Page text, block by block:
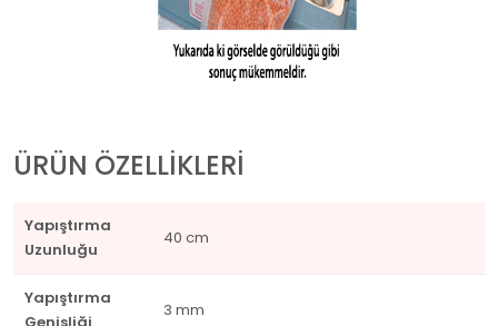
ÜRÜN ÖZELLİKLERİ
Yapıştırma
Uzunluğu
40 cm
Yapıştırma
Genişliği
3 mm